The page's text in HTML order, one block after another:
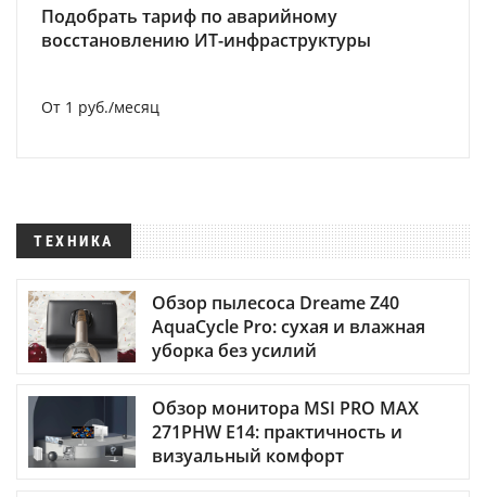
Подобрать тариф по аварийному
восстановлению ИТ-инфраструктуры
От 1 руб./месяц
ТЕХНИКА
Обзор пылесоса Dreame Z40
AquaCycle Pro: сухая и влажная
уборка без усилий
Обзор монитора MSI PRO MAX
271PHW E14: практичность и
визуальный комфорт